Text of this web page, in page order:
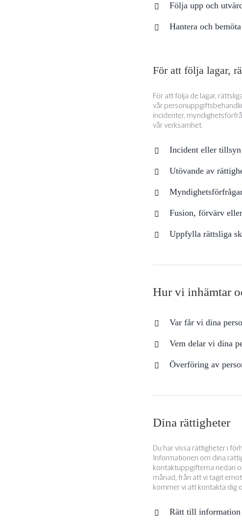
Följa upp och
Hantera och
För att följa lagar,
För att följa de lagar,
vår
incidenter,
vår verksamhet.
Incident eller tillsyn
Utövande av
Fusion, förvärv
Uppfylla rättsliga
Hur vi inhämtar
Var får vi dina
Vem delar vi dina
Överföring av
Dina rättigheter
Du har vissa rättigheter i
Informationen om dina
kontaktuppgifterna nedan
månad, från att vi tagit
kommer vi att kontakta dig
Rätt till